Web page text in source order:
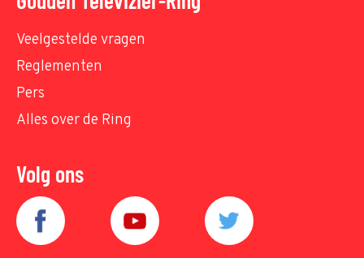
Veelgestelde vragen
Reglementen
Pers
Alles over de Ring
Volg ons